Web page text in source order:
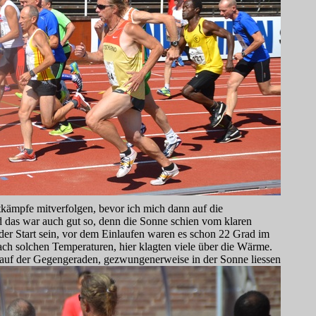
mitverfolgen, bevor ich mich dann auf die
war auch gut so, denn die Sonne schien vom klaren
Start sein, vor dem Einlaufen waren es schon 22 Grad im
solchen Temperaturen, hier klagten viele über die Wärme.
der Gegengeraden, gezwungenerweise in der Sonne liessen